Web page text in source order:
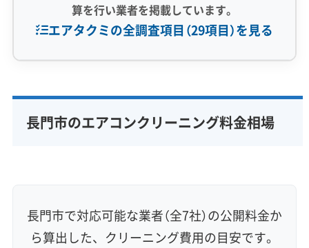
算を行い業者を掲載しています。
エアタクミの全調査項目（29項目）を見る
完全分解洗浄 部分クリーニング
実績10年以上
保証付き アフターフォロー
女性スタッフ在籍
エコ洗剤使用
アレルギー対策
ハウスダスト除去
長門市のエアコンクリーニング料金相場
長門市で対応可能な業者（全7社）の公開料金か
ら算出した、クリーニング費用の目安です。